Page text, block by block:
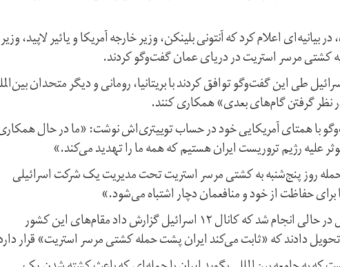
نیز شنبه شب ۹ مردادماه، در بیانیه‌ای اعلام کرد که آنتونی بلینکن، وزیر خارجه آمریکا و یائیر لاپید، وزیر
کشتی مرسر استریت در دریای عمان گفت‌وگو کردند.
طی این گفت‌وگو توافق کردند با بریتانیا، رومانی و دیگر متحدان
نظر گرفتن گام‌های بعدی» همکاری کنند.
با همتای آمریکایی خود در حساب توییتری‌اش نوشت: «ما در حال
علیه رژیم تروریست ایران هستیم که همه ما را تهدید می‌کند.»
حمله روز پنج‌شنبه به کشتی مرسر استریت تحت مدیریت یک شرکت اسرائیلی
برای حفاظت از خود و منافعمان دچار اشتباه می‌شود.»
گفت‌وگو میان وزرای خارجه آمریکا و اسرائیل در حالی انجام شد که کانال ۱۲ اسرائیل گزارش داد مقام‌های این کشور
دادند که «ثابت می‌کند ایران پشت حمله کشتی مرسر استریت» قرار